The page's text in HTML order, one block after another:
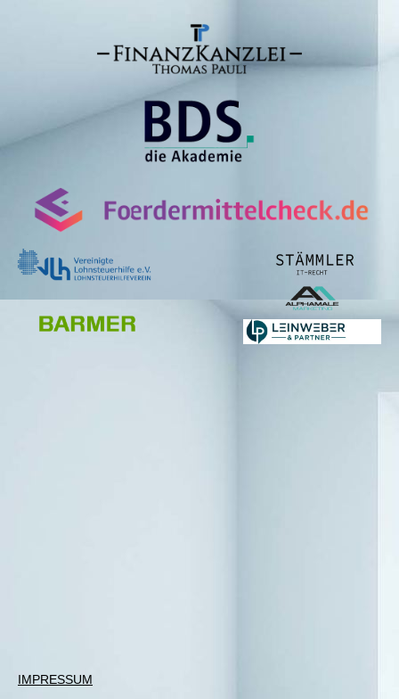
IMPRESSUM